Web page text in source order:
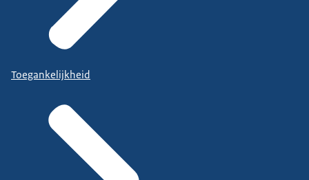
Toegankelijkheid